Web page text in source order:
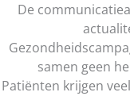
De
samen geen
Patiënten krijgen